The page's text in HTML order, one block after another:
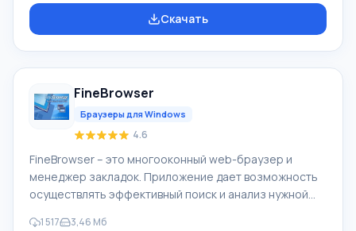
создали Google Chrome, и ряд иных веб-
обозревателей. Возможности браузера Нихром
уступает знаменитому Google Chrome. Название он
получил не случайно. Создатели р
Скачать
FineBrowser
Браузеры для Windows
4.6
FineBrowser – это многооконный web-браузер и
менеджер закладок. Приложение дает возможность
осуществлять эффективный поиск и анализ нужной
1 517 3,46 Мб